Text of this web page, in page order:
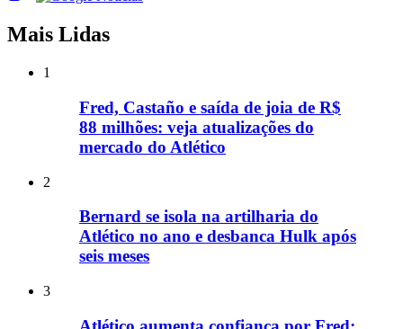
Mais Lidas
1
Fred, Castaño e saída de joia de R$
88 milhões: veja atualizações do
mercado do Atlético
2
Bernard se isola na artilharia do
Atlético no ano e desbanca Hulk após
seis meses
3